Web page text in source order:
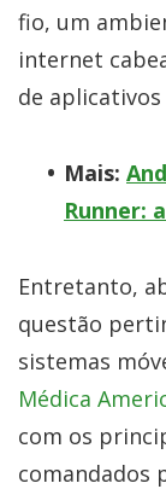
fio, um
internet
de
Mais:
Runner:
Entretanto,
questão
sistemas
Médica
com os
comandados